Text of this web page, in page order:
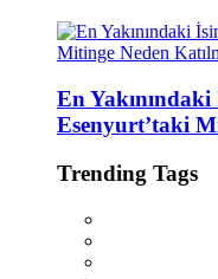
En
Esenyurt’taki
Trending Tags